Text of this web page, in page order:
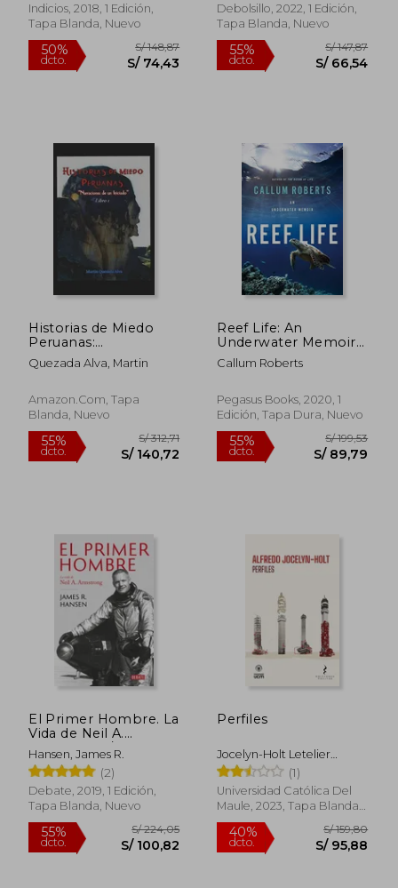
Indicios, 2018, 1 Edición,
Tapa Blanda, Nuevo
Debolsillo, 2022, 1 Edición,
Tapa Blanda, Nuevo
55%
dcto.
Historias de Miedo
Peruanas:
Narraciones de Un
Iniciado - Libro 1
Quezada Alva, Martin
Amazon.com, Tapa
Blanda, Nuevo
55%
dcto. S/ 140,72
Reef Life: An
Underwater Memoir
(en Inglés)
Callum Roberts
Pegasus Books, 2020, 1
Edición, Tapa Dura, Nuevo
55%
dcto.
El Primer Hombre. La
Vida de Neil A.
Armstrong / First
Man: The Life of Neil
A. Armstrong
Hansen, James R.
(2)
Debate, 2019, 1 Edición,
Tapa Blanda, Nuevo
Perfiles
Jocelyn-Holt Letelier
Alfredo
(1)
Universidad Católica Del
Maule, 2023, Tapa Blanda,
Nuevo